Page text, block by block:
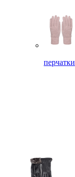
перчатки